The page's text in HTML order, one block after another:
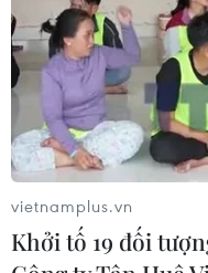
07/08/2026 00:05
Google Wallet cho
thiết lập số dư an
vietnamplus.vn
Khởi tố 19 đối